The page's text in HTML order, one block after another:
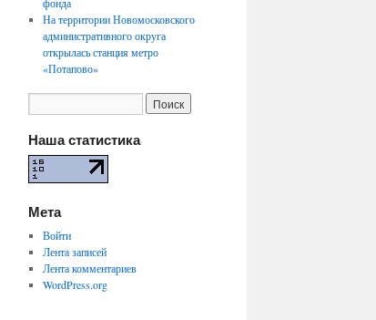
На территории Новомосковского
административного округа
открылась станция метро
«Потапово»
Наша статистика
Мета
Войти
Лента записей
Лента комментариев
WordPress.org